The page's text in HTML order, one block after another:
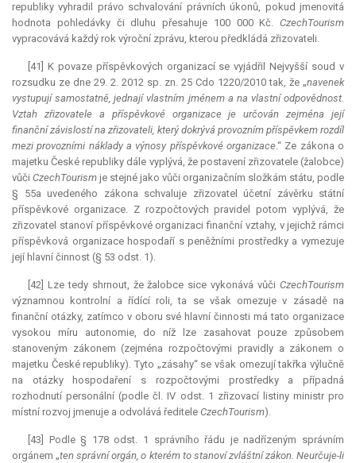
republiky vyhradil právo schvalování právních úkonů, pokud jmenovitá
hodnota pohledávky či dluhu přesahuje 100 000 Kč. CzechTourism
vypracovává každý rok výroční zprávu, kterou předkládá zřizovateli.
[41] K povaze příspěvkových organizací se vyjádřil Nejvyšší soud v
rozsudku ze dne 29. 2. 2012 sp. zn. 25 Cdo 1220/2010 tak, že „navenek
vystupují samostatně, jednají vlastním jménem a na vlastní odpovědnost.
Vztah zřizovatele a příspěvkové organizace je určován zejména její
finanční závislostí na zřizovateli, který dokrývá provozním příspěvkem rozdíl
mezi provozními náklady a výnosy příspěvkové organizace.“ Ze zákona o
majetku České republiky dále vyplývá, že postavení zřizovatele (žalobce)
vůči CzechTourism je stejné jako vůči organizačním složkám státu, podle
§ 55a uvedeného zákona schvaluje zřizovatel účetní závěrku státní
příspěvkové organizace. Z rozpočtových pravidel potom vyplývá, že
zřizovatel stanoví příspěvkové organizaci finanční vztahy, v jejichž rámci
příspěvková organizace hospodaří s peněžními prostředky a vymezuje
její hlavní činnost (§ 53 odst. 1).
[42] Lze tedy shrnout, že žalobce sice vykonává vůči CzechTourism
významnou kontrolní a řídící roli, ta se však omezuje v zásadě na
finanční otázky, zatímco v oboru své hlavní činnosti má tato organizace
vysokou míru autonomie, do níž lze zasahovat pouze způsobem
stanoveným zákonem (zejména rozpočtovými pravidly a zákonem o
majetku České republiky). Tyto „zásahy“ se však omezují takřka výlučně
na otázky hospodaření s rozpočtovými prostředky a případná
rozhodnutí personální (podle čl. IV odst. 1 zřizovací listiny ministr pro
místní rozvoj jmenuje a odvolává ředitele CzechTourism).
[43] Podle § 178 odst. 1 správního řádu je nadřízeným správním
orgánem „ten správní orgán, o kterém to stanoví zvláštní zákon. Neurčuje-li